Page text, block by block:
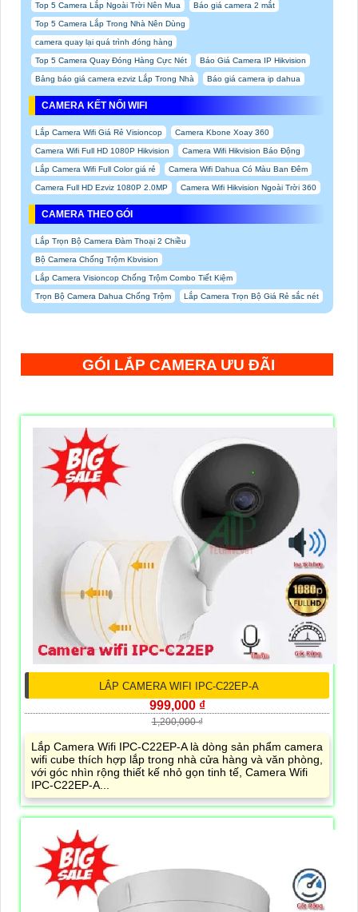
Top 5 Camera Lắp Ngoài Trời Nên Mua Báo giá camera 2 mắt
Top 5 Camera Lắp Trong Nhà Nên Dùng
camera quay lại quá trình đóng hàng
Top 5 Camera Quay Đóng Hàng Cực Nét Báo Giá Camera IP Hikvision
Bảng báo giá camera ezviz Lắp Trong Nhà Báo giá camera ip dahua
CAMERA KẾT NỐI WIFI
Lắp Camera Wifi Giá Rẻ Visioncop Camera Kbone Xoay 360
Camera Wifi Full HD 1080P Hikvision Camera Wifi Hikvision Báo Động
Lắp Camera Wifi Full Color giá rẻ Camera Wifi Dahua Có Màu Ban Đêm
Camera Full HD Ezviz 1080P 2.0MP Camera Wifi Hikvision Ngoài Trời 360
CAMERA THEO GÓI
Lắp Trọn Bộ Camera Đàm Thoại 2 Chiều
Bộ Camera Chống Trộm Kbvision
Lắp Camera Visioncop Chống Trộm Combo Tiết Kiệm
Trọn Bộ Camera Dahua Chống Trộm Lắp Camera Trọn Bộ Giá Rẻ sắc nét
GÓI LẮP CAMERA ƯU ĐÃI
LẮP CAMERA WIFI IPC-C22EP-A
999,000 ₫
1,200,000 ₫
Lắp Camera Wifi IPC-C22EP-A là dòng sản phẩm camera
wifi cube thích hợp lắp trong nhà cửa hàng và văn phòng,
với góc nhìn rộng thiết kế nhỏ gọn tinh tế, Camera Wifi
IPC-C22EP-A...